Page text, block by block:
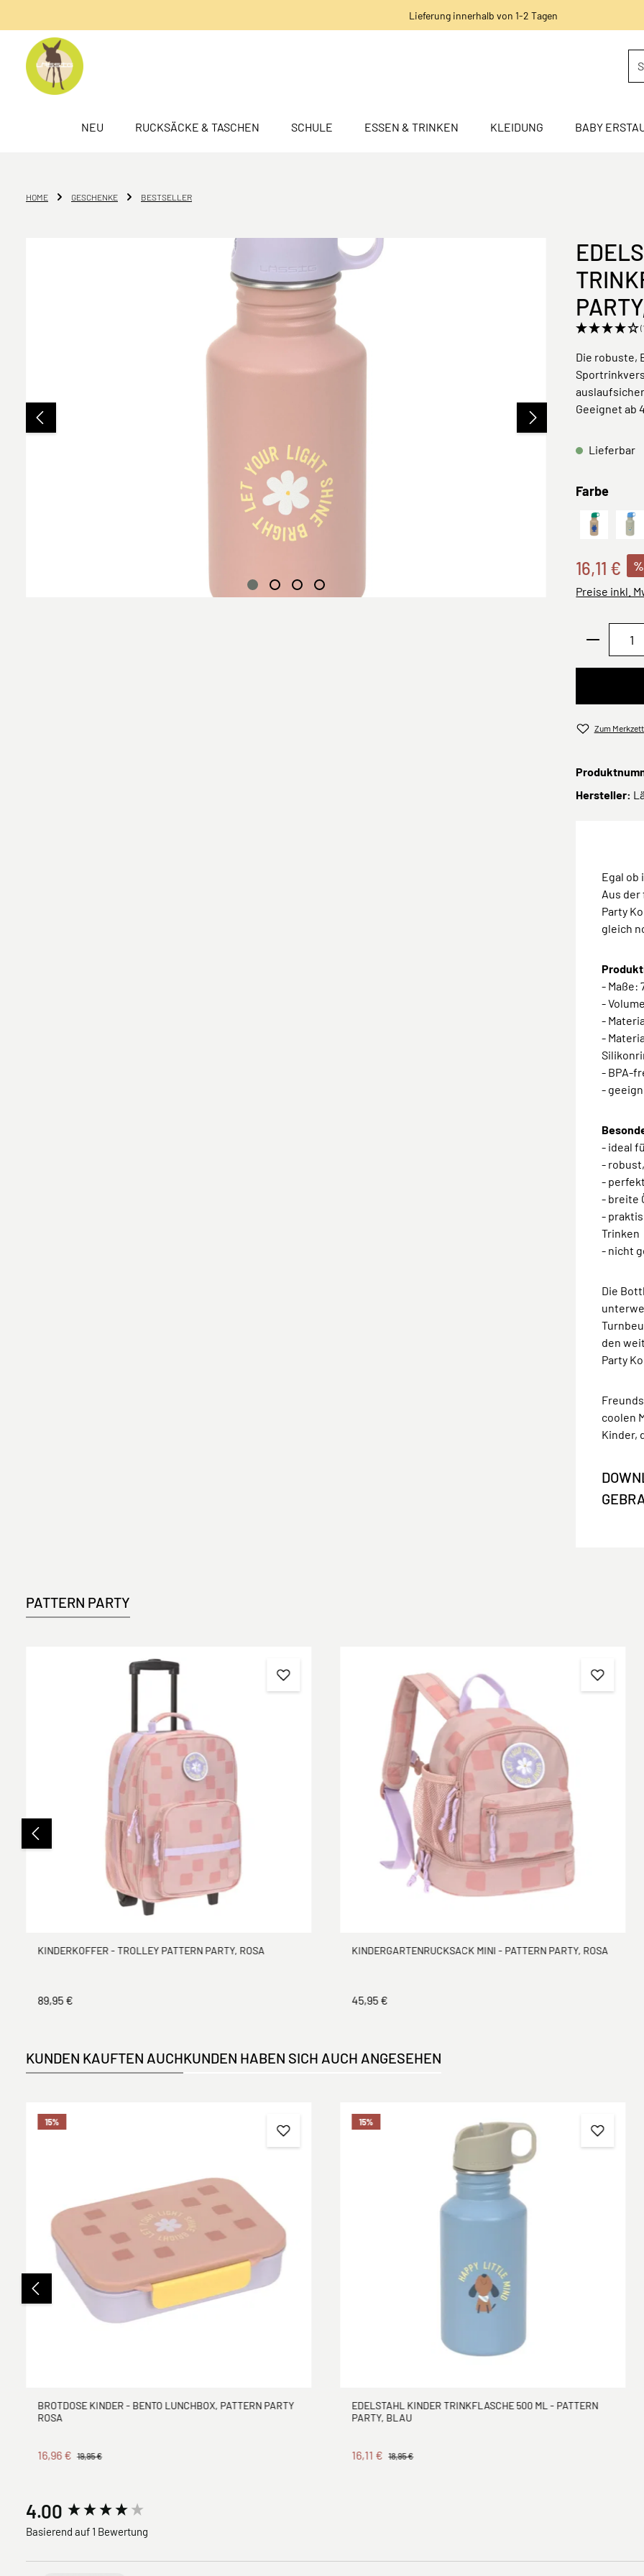
Lieferung innerhalb von 1-2 Tagen
NEU RUCKSÄCKE & TASCHEN SCHULE ESSEN & TRINKEN KLEIDUNG BABY
HOME GESCHENKE BESTSELLER
Die robuste,
Geeignet ab
Lieferbar
Farbe
Bottle
16,11 € %
Preise inkl.
Zum
Hersteller:
Egal ob
Aus der
Party
gleich
- Maße:
-
-
-
- BPA-
-
- ideal
-
-
- breite
-
Trinken
- nicht
Die
den
Party
coolen
Kinder,
PATTERN PARTY
KINDERKOFFER - TROLLEY PATTERN PARTY, ROSA
89,95 €
KINDERGARTENRUCKSACK MINI - PATTERN PARTY, ROSA
45,95 €
KUNDEN KAUFTEN AUCHKUNDEN HABEN SICH AUCH ANGESEHEN
15%
BROTDOSE KINDER - BENTO LUNCHBOX, PATTERN PARTY
ROSA
16,96 € 19,95 €
15%
EDELSTAHL KINDER TRINKFLASCHE 500 ML - PATTERN
PARTY, BLAU
16,11 € 18,95 €
4.00
Basierend auf 1 Bewertung
New content loaded